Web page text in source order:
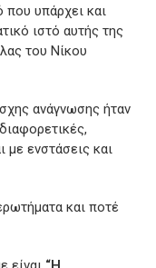
που υπάρχει και
ιστό αυτής της
του Νίκου
ανάγνωσης ήταν
με ενστάσεις και
και ποτέ